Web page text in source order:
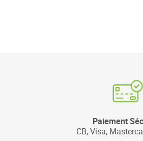
Paiement
CB, Visa,